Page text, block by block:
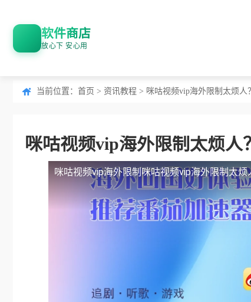
软件商店
放心下 安心用
当前位置： 首页 > 资讯教程 > 咪咕视频vip海外限制太烦
咪咕视频vip海外限制太烦
咪咕视频vip海外限制咪咕视频vip海外限制太